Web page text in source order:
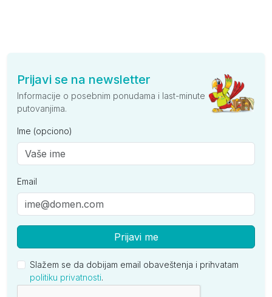
Prijavi se na newsletter
Informacije o posebnim ponudama i last-minute
putovanjima.
Ime (opciono)
Email
Prijavi me
Slažem se da dobijam email obaveštenja i prihvatam
politiku privatnosti.